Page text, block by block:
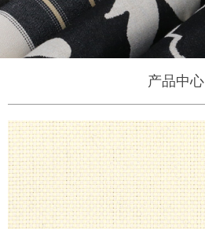
产品中心